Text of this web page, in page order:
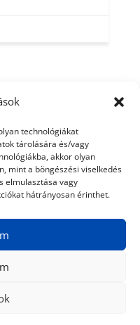
technológiákat
tárolására és/vagy
akkor olyan
mint a böngészési viselkedés
elmulasztása vagy
hátrányosan érinthet.
Médiaajánlat